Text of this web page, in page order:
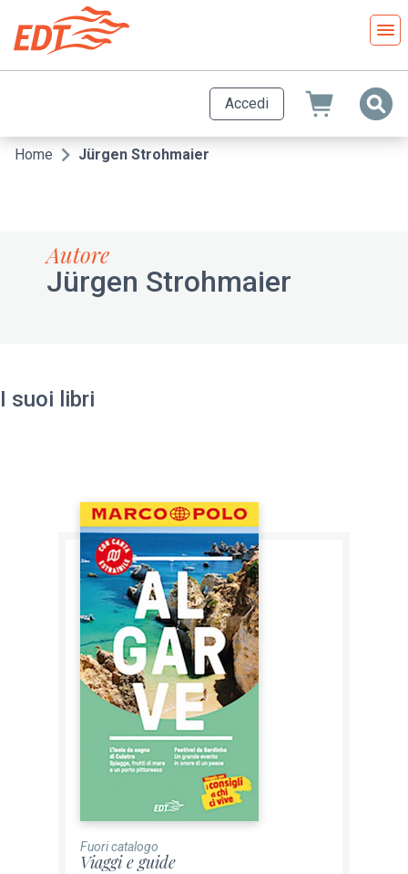
contenuto
principale
Accedi
Briciole
Home Jürgen Strohmaier
Autore
Jürgen Strohmaier
I suoi libri
Fuori catalogo
Viaggi e guide